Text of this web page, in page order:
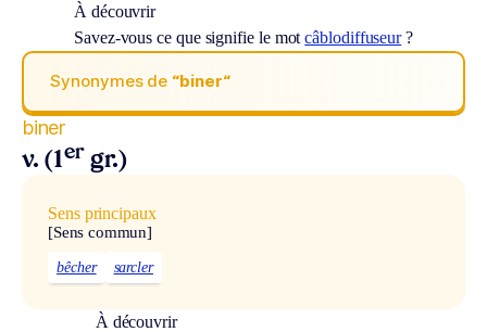
À découvrir
Savez-vous ce que signifie le motcâblodiffuseur?
Synonymes de “biner“
biner
v. (1er gr.)
Sens principaux
[Sens commun]
bêcher sarcler
À découvrir